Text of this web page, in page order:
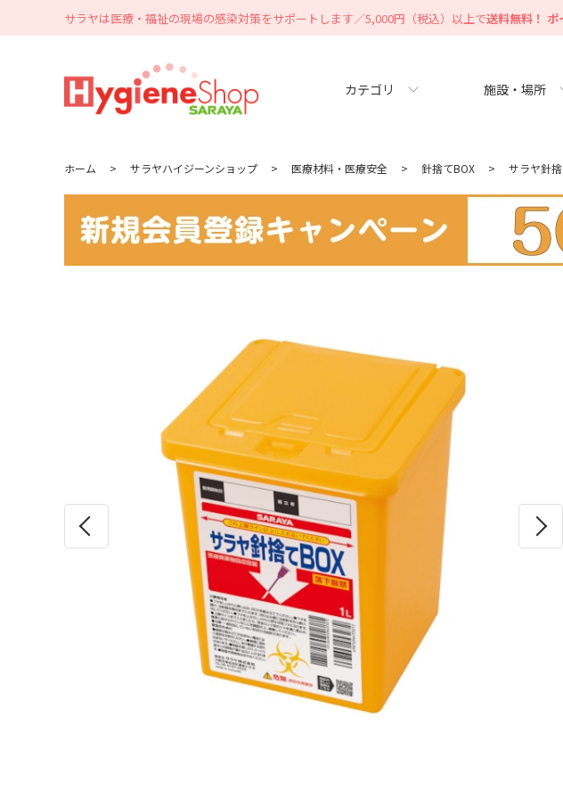
サラヤは医療・福祉の現場の感染対策をサポートします／5,000円（税込）以上で送料無料！
カテゴリ 施設・場所
ホーム > サラヤハイジーンショップ > 医療材料・医療安全 > 針捨てBOX > サラヤ針捨